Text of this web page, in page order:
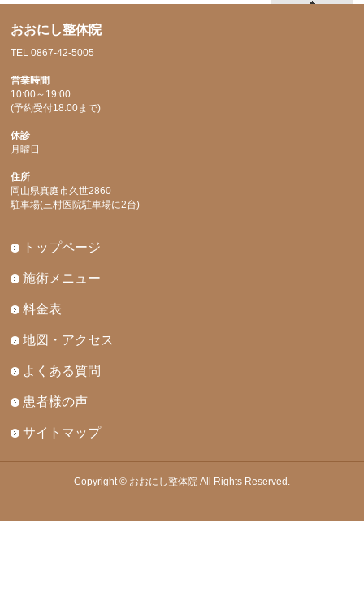
おおにし整体院
TEL 0867-42-5005
営業時間
10:00～19:00
(予約受付18:00まで)
休診
月曜日
住所
岡山県真庭市久世2860
駐車場(三村医院駐車場に2台)
トップページ
施術メニュー
料金表
地図・アクセス
よくある質問
患者様の声
サイトマップ
Copyright © おおにし整体院 All Rights Reserved.